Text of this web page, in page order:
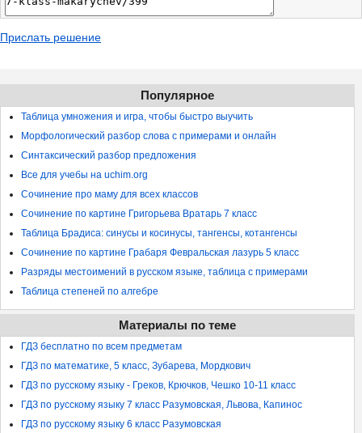
Прислать решение
Популярное
Таблица умножения и игра, чтобы быстро выучить
Морфологический разбор слова с примерами и онлайн
Синтаксический разбор предложения
Все для учебы на uchim.org
Сочинение про маму для всех классов
Сочинение по картине Григорьева Вратарь 7 класс
Таблица Брадиса: синусы и косинусы, тангенсы, котангенсы
Сочинение по картине Грабаря Февральская лазурь 5 класс
Разряды местоимений в русском языке, таблица с примерами
Таблица степеней по алгебре
Материалы по теме
ГДЗ бесплатно по всем предметам
ГДЗ по математике, 5 класс, Зубарева, Мордкович
ГДЗ по русскому языку - Греков, Крючков, Чешко 10-11 класс
ГДЗ по русскому языку 7 класс Разумовская, Львова, Капинос
ГДЗ по русскому языку 6 класс Разумовская